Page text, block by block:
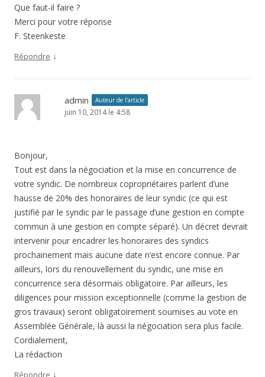
Que faut-il faire ?
Merci pour votre réponse
F. Steenkeste
Répondre ↓
admin Auteur de l’article
juin 10, 2014 le 4:58
Bonjour,
Tout est dans la négociation et la mise en concurrence de
votre syndic. De nombreux copropriétaires parlent d’une
hausse de 20% des honoraires de leur syndic (ce qui est
justifié par le syndic par le passage d’une gestion en compte
commun à une gestion en compte séparé). Un décret devrait
intervenir pour encadrer les honoraires des syndics
prochainement mais aucune date n’est encore connue. Par
ailleurs, lors du renouvellement du syndic, une mise en
concurrence sera désormais obligatoire. Par ailleurs, les
diligences pour mission exceptionnelle (comme la gestion de
gros travaux) seront obligatoirement soumises au vote en
Assemblée Générale, là aussi la négociation sera plus facile.
Cordialement,
La rédaction
Répondre ↓